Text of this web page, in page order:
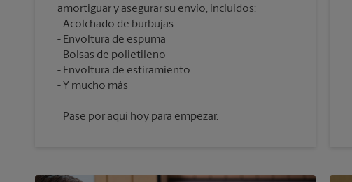
amortiguar y asegurar su envío, incluidos:
Acolchado de burbujas
Envoltura de espuma
Bolsas de polietileno
Envoltura de estiramiento
Pase por aquí hoy para empezar.